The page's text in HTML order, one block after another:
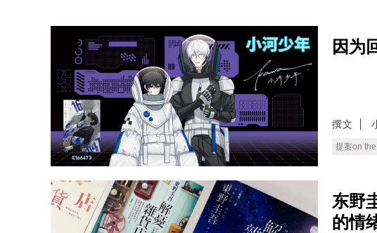
因为
撰文
提案on
东野
的情